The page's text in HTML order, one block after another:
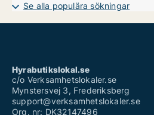
Se alla populära sökningar
Hyrabutikslokal.se
c/o Verksamhetslokaler.se
Mynstersvej 3, Frederiksberg
support@verksamhetslokaler.se
Org. nr: DK32147496